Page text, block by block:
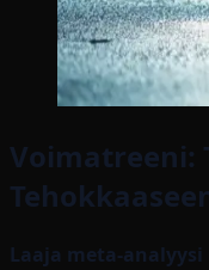
Voimatreeni:
Laaja meta-